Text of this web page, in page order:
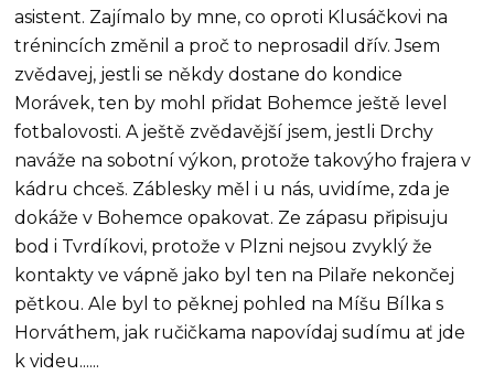
asistent. Zajímalo by mne, co oproti Klusáčkovi na
trénincích změnil a proč to neprosadil dřív. Jsem
zvědavej, jestli se někdy dostane do kondice
Morávek, ten by mohl přidat Bohemce ještě level
fotbalovosti. A ještě zvědavější jsem, jestli Drchy
naváže na sobotní výkon, protože takovýho frajera v
kádru chceš. Záblesky měl i u nás, uvidíme, zda je
dokáže v Bohemce opakovat. Ze zápasu připisuju
bod i Tvrdíkovi, protože v Plzni nejsou zvyklý že
kontakty ve vápně jako byl ten na Pilaře nekončej
pětkou. Ale byl to pěknej pohled na Míšu Bílka s
Horváthem, jak ručičkama napovídaj sudímu ať jde
k videu......